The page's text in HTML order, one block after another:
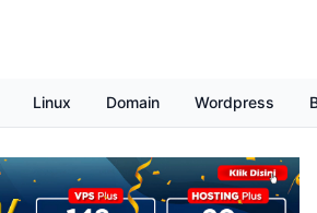
Linux Domain Wordpress